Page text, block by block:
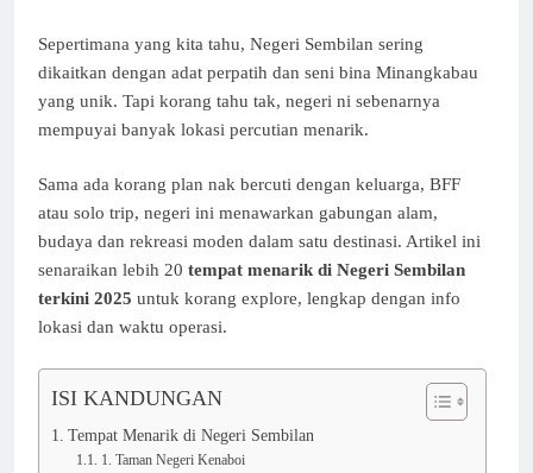
Sepertimana yang kita tahu, Negeri Sembilan sering
dikaitkan dengan adat perpatih dan seni bina Minangkabau
yang unik. Tapi korang tahu tak, negeri ni sebenarnya
mempuyai banyak lokasi percutian menarik.
Sama ada korang plan nak bercuti dengan keluarga, BFF
atau solo trip, negeri ini menawarkan gabungan alam,
budaya dan rekreasi moden dalam satu destinasi. Artikel ini
senaraikan lebih 20 tempat menarik di Negeri Sembilan
terkini 2025 untuk korang explore, lengkap dengan info
lokasi dan waktu operasi.
ISI KANDUNGAN
Tempat Menarik di Negeri Sembilan
1. Taman Negeri Kenaboi